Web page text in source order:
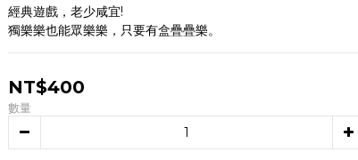
經典遊戲，老少咸宜!
獨樂樂也能眾樂樂，只要有盒疊疊樂。
NT$400
數量